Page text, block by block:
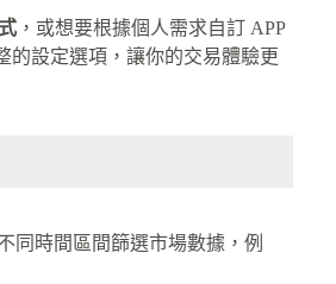
，或想要根據個人需求自訂 APP
的設定選項，讓你的交易體驗更
同時間區間篩選市場數據，例